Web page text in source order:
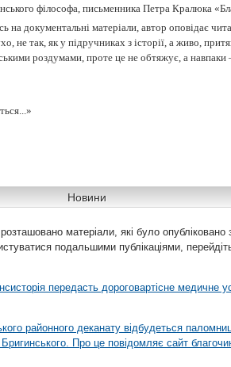
філософа, письменника Петра Кралюка
на документальні матеріали, автор оповідає
не так, як у підручниках з історії, а живо,
роздумами, проте це не обтяжує, а навпаки
Новини
матеріали, які було
подальшими публікаціями,
передасть дороговартісне медичне
районного деканату відбудеться
Бригинського. Про це повідомляє сайт